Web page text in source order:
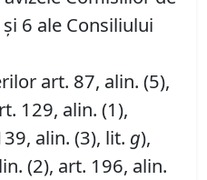
6 ale Consiliului
art. 87, alin. (5),
129, alin. (1),
alin. (3), lit. g),
(2), art. 196, alin.